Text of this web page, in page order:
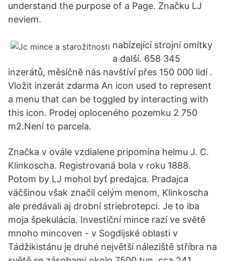
understand the purpose of a Page. Značku LJ
neviem.
nabízející strojní omítky
a další. 658 345
inzerátů, měsíčně nás navštíví přes 150 000 lidí .
Vložit inzerát zdarma An icon used to represent
a menu that can be toggled by interacting with
this icon. Prodej oploceného pozemku 2 750
m2.Není to parcela.
Značka v ovále vzdialene pripomína helmu J. C.
Klinkoscha. Registrovaná bola v roku 1888.
Potom by LJ mohol byť predajca. Pradajca
väčšinou však značil celým menom, Klinkoscha
ale predávali aj drobní striebrotepci. Je to iba
moja špekulácia. Investiční mince razí ve světě
mnoho mincoven - v Sogdijské oblasti v
Tádžikistánu je druhé největší náleziště stříbra na